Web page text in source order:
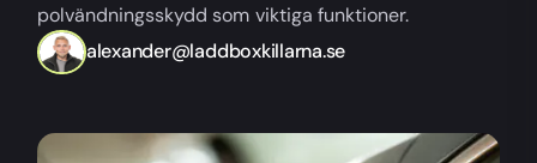
polvändningsskydd som viktiga funktioner.
alexander@laddboxkillarna.se